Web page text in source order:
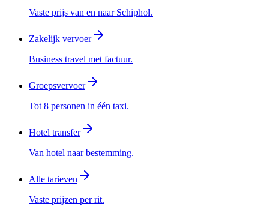
Vaste prijs van en naar Schiphol.
Zakelijk vervoer
Business travel met factuur.
Groepsvervoer
Tot 8 personen in één taxi.
Hotel transfer
Van hotel naar bestemming.
Alle tarieven
Vaste prijzen per rit.